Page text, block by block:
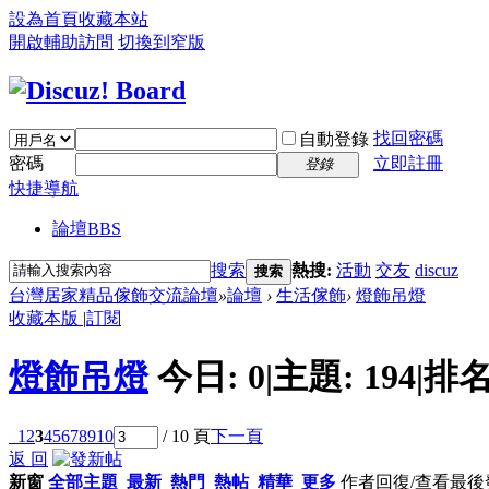
設為首頁收藏本站
開啟輔助訪問 切換到窄版
自動登錄 找回密碼
密碼
登錄
立即註冊
快捷導航
論壇BBS
搜索 搜索 熱搜: 活動 交友 discuz
台灣居家精品傢飾交流論壇»論壇 › 生活傢飾› 燈飾吊燈
收藏本版 |訂閱
燈飾吊燈 今日: 0|主題: 194|排
1 2345678910 / 10 頁下一頁
返 回
新窗 全部主題 最新 熱門 熱帖 精華 更多 作者回復/查看最後